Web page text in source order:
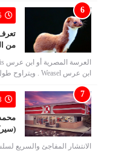
من
ابن عرس Weasel . ويتراوح طول العرسة من 15 - 35…